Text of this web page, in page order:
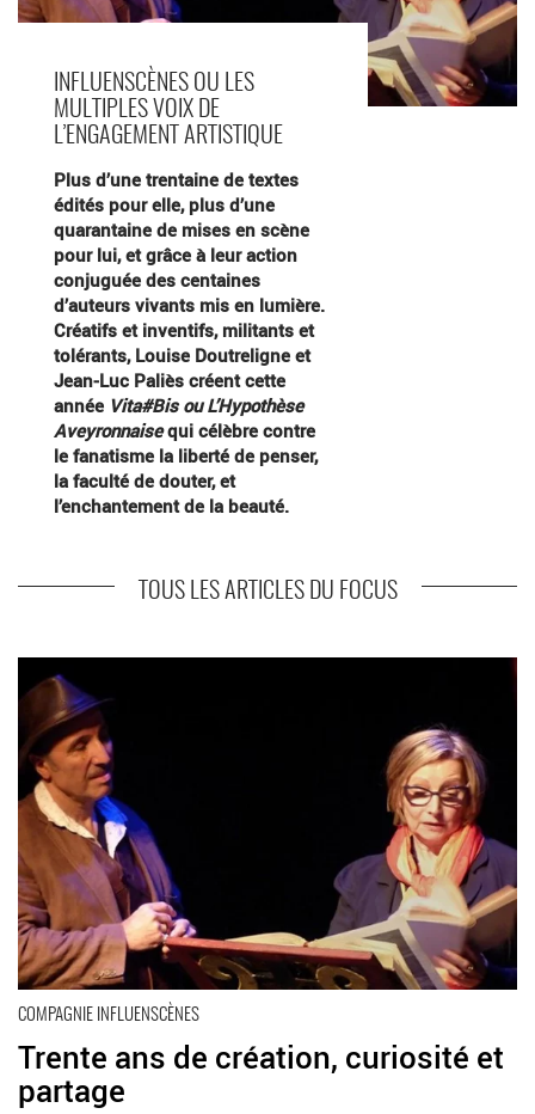
INFLUENSCÈNES OU LES
MULTIPLES VOIX DE
L’ENGAGEMENT ARTISTIQUE
Plus d’une trentaine de textes
édités pour elle, plus d’une
quarantaine de mises en scène
pour lui, et grâce à leur action
conjuguée des centaines
d’auteurs vivants mis en lumière.
Créatifs et inventifs, militants et
tolérants, Louise Doutreligne et
Jean-Luc Paliès créent cette
année Vita#Bis ou L’Hypothèse
Aveyronnaisequi célèbre contre
le fanatisme la liberté de penser,
la faculté de douter, et
l’enchantement de la beauté.
TOUS LES ARTICLES DU FOCUS
COMPAGNIE INFLUENSCÈNES
Trente ans de création, curiosité et
partage